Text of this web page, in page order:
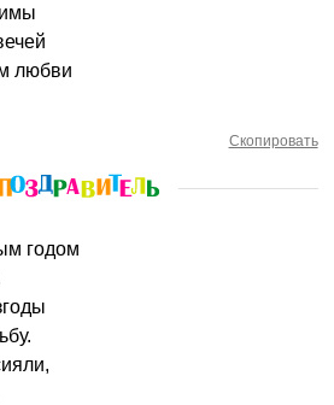
любви
Скопировать
годом